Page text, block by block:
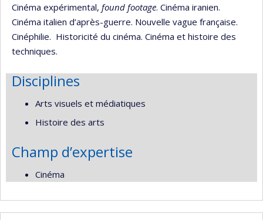
Cinéma expérimental, found footage. Cinéma iranien.
Cinéma italien d’après-guerre. Nouvelle vague française.
Cinéphilie. Historicité du cinéma. Cinéma et histoire des
techniques.
Disciplines
Arts visuels et médiatiques
Histoire des arts
Champ d’expertise
Cinéma